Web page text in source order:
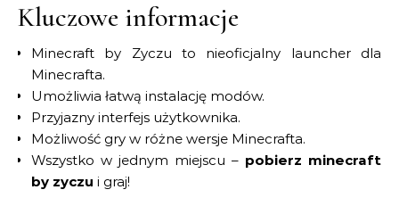
Kluczowe informacje
Minecraft by Zyczu to nieoficjalny launcher dla
Minecrafta.
Umożliwia łatwą instalację modów.
Przyjazny interfejs użytkownika.
Możliwość gry w różne wersje Minecrafta.
Wszystko w jednym miejscu – pobierz minecraft
by zyczu i graj!